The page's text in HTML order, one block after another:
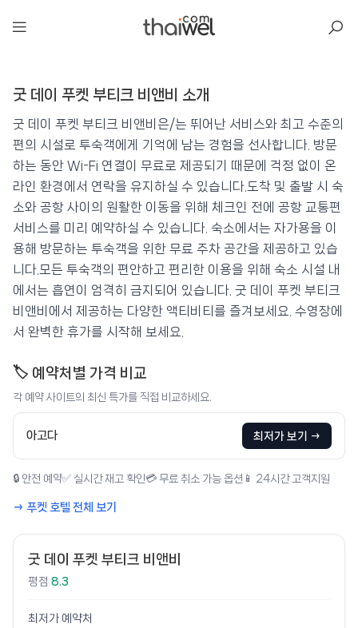
굿 데이 푸켓 부티크 비앤비
📍 푸켓★★★ ⭐ 8.3
💰 최저가 확인 · 예약하기
굿 데이 푸켓 부티크 비앤비 소개
굿 데이 푸켓 부티크 비앤비은/는 뛰어난 서비스와 최고 수준의
편의 시설로 투숙객에게 기억에 남는 경험을 선사합니다. 방문
하는 동안 Wi-Fi 연결이 무료로 제공되기 때문에 걱정 없이 온
라인 환경에서 연락을 유지하실 수 있습니다.도착 및 출발 시 숙
소와 공항 사이의 원활한 이동을 위해 체크인 전에 공항 교통편
서비스를 미리 예약하실 수 있습니다. 숙소에서는 자가용을 이
용해 방문하는 투숙객을 위한 무료 주차 공간을 제공하고 있습
니다.모든 투숙객의 편안하고 편리한 이용을 위해 숙소 시설 내
에서는 흡연이 엄격히 금지되어 있습니다. 굿 데이 푸켓 부티크
비앤비에서 제공하는 다양한 액티비티를 즐겨보세요. 수영장에
서 완벽한 휴가를 시작해 보세요.
🏷️ 예약처별 가격 비교
각 예약 사이트의 최신 특가를 직접 비교하세요.
아고다 최저가 보기 →
🔒 안전 예약✅ 실시간 재고 확인 💳 무료 취소 가능 옵션 📱 24시간 고객지원
→ 푸켓 호텔 전체 보기
굿 데이 푸켓 부티크 비앤비
평점 8.3
최저가 예약처